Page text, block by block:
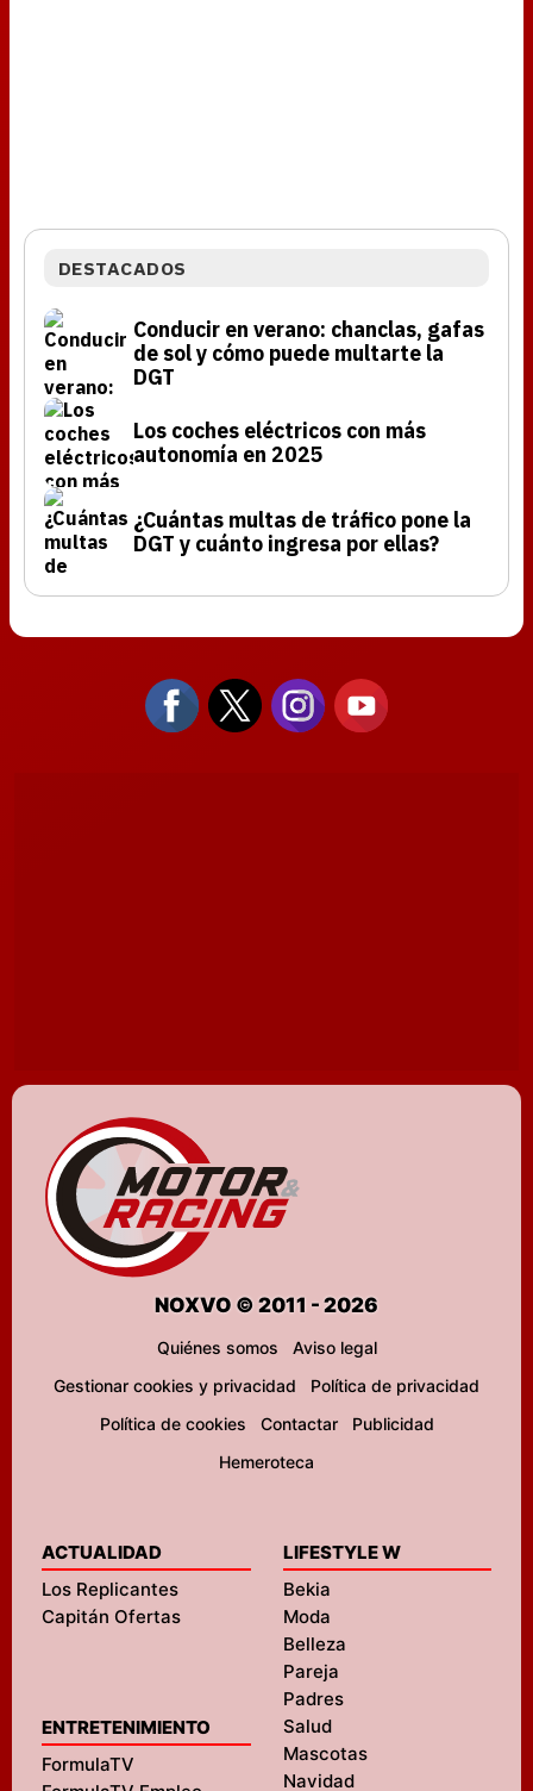
DESTACADOS
Conducir en verano: chanclas, gafas
de sol y cómo puede multarte la
DGT
Los coches eléctricos con más
autonomía en 2025
¿Cuántas multas de tráfico pone la
DGT y cuánto ingresa por ellas?
NOXVO © 2011 - 2026
Quiénes somos
Aviso legal
Gestionar cookies y privacidad
Política de privacidad
Política de cookies
Contactar
Publicidad
Hemeroteca
ACTUALIDAD
Los Replicantes
Capitán Ofertas
ENTRETENIMIENTO
FormulaTV
LIFESTYLE W
Bekia
Moda
Belleza
Pareja
Padres
Salud
Mascotas
Navidad